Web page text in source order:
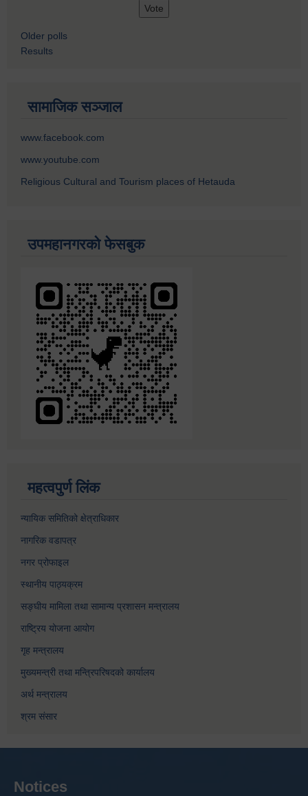
Older polls
Results
सामाजिक सञ्जाल
www.facebook.com
www.youtube.com
Religious Cultural and Tourism places of Hetauda
उपमहानगरको फेसबुक
महत्वपुर्ण लिंक
न्यायिक समितिको क्षेत्राधिकार
नागरिक वडापत्र
नगर प्रोफाइल
स्थानीय पाठ्यक्रम
सङ्घीय मामिला तथा सामान्य प्रशासन मन्त्रालय
राष्ट्रिय योजना आयोग
गृह मन्त्रालय
मुख्यमन्त्री तथा मन्त्रिपरिषदको कार्यालय
अर्थ मन्त्रालय
श्रम संसार
Notices